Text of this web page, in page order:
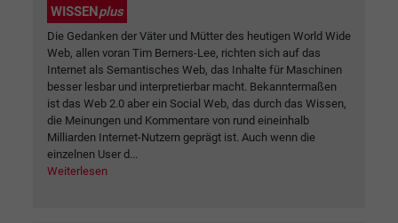
WISSENplus
Die Gedanken der Väter und Mütter des heutigen World Wide
Web, allen voran Tim Berners-Lee, richten sich auf das
Internet als Semantisches Web, das Inhalte für Maschinen
besser lesbar und interpretierbar macht. Bekanntermaßen
ist das Web 2.0 aber ein Social Web, das durch das Wissen,
die Meinungen und Kommentare von rund eineinhalb
Milliarden Internet-Nutzern geprägt ist. Auch wenn die
einzelnen User d...
Weiterlesen